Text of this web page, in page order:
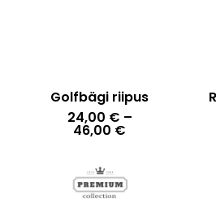
Golfbägi riipus
24,00 € –
46,00 €